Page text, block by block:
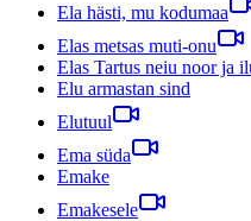
Ela hästi, mu kodumaa
Elas metsas muti-onu
Elas Tartus neiu noor ja
Elu armastan sind
Elutuul
Ema süda
Emake
Emakesele